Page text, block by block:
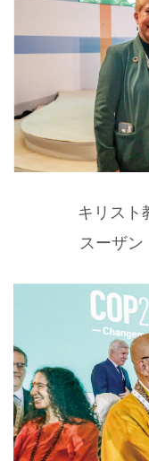
キリス
スーザ